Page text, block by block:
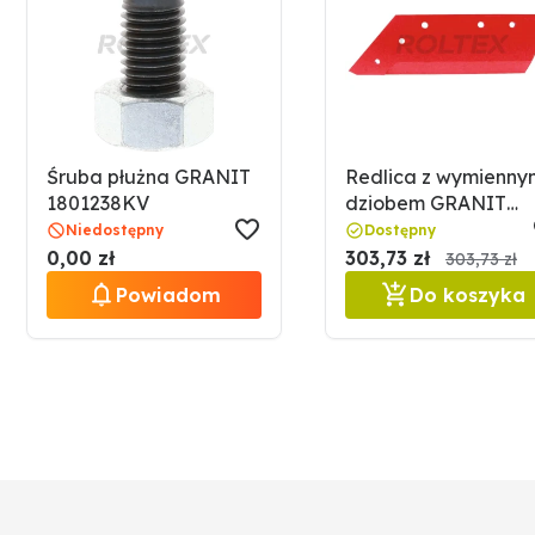
Śruba płużna GRANIT
1801238KV
Niedostępny
0,00 zł
Powiadom
Redlica z
dziobem GRANIT
56019 405127
Dostępny
303,73 zł 303,73 zł
Do koszyka